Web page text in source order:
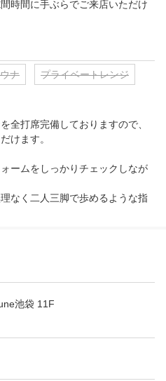
時間に手ぶらでご来店いただけ
ナ プライベートレンジ
全打席完備しておりますので、
けます。
ームをしっかりチェックしなが
なく二人三脚で歩めるような指
池袋 11F